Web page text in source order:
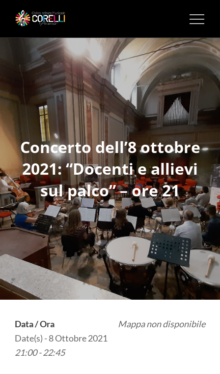
Concerto dell’8 ottobre
2021: “Docenti e allievi
sul palco” – ore 21
Mappa non disponibile
Data / Ora
Date(s) - 8 Ottobre 2021
21:00 - 22:45